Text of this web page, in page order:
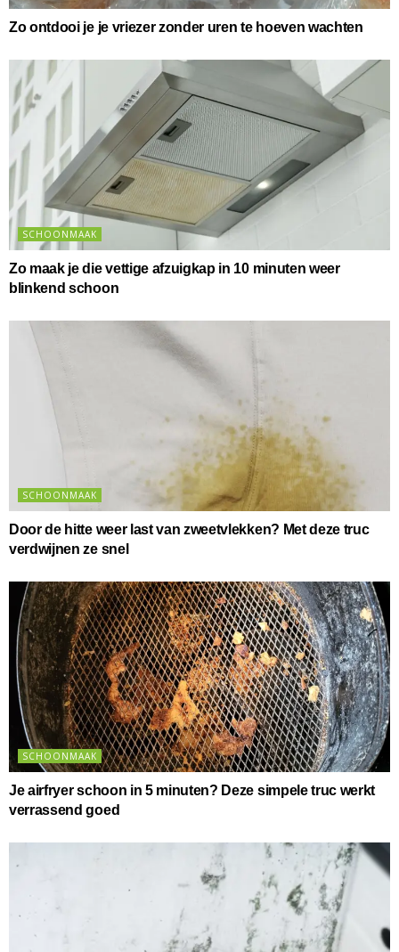
Zo ontdooi je je vriezer zonder uren te hoeven wachten
SCHOONMAAK
Zo maak je die vettige afzuigkap in 10 minuten weer
blinkend schoon
SCHOONMAAK
Door de hitte weer last van zweetvlekken? Met deze truc
verdwijnen ze snel
SCHOONMAAK
Je airfryer schoon in 5 minuten? Deze simpele truc werkt
verrassend goed